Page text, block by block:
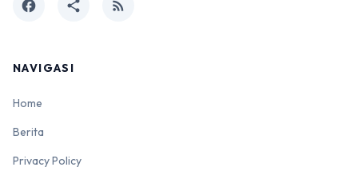
facebook share rss_feed
NAVIGASI
Home
Berita
Privacy Policy